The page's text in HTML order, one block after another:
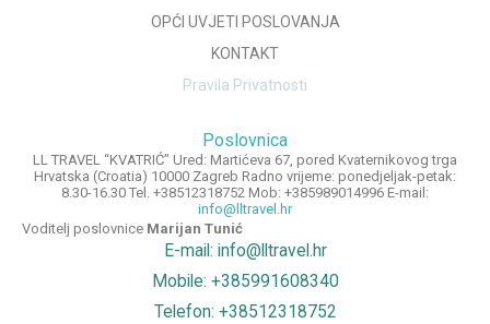
OPĆI UVJETI POSLOVANJA
KONTAKT
Pravila Privatnosti
Poslovnica
LL TRAVEL “KVATRIĆ” Ured: Martićeva 67, pored Kvaternikovog trga
Hrvatska (Croatia) 10000 Zagreb Radno vrijeme: ponedjeljak-petak:
8.30-16.30 Tel. +38512318752 Mob: +385989014996 E-mail:
info@lltravel.hr
Voditelj poslovnice Marijan Tunić
E-mail: info@lltravel.hr
Mobile: +385991608340
Telefon: +38512318752